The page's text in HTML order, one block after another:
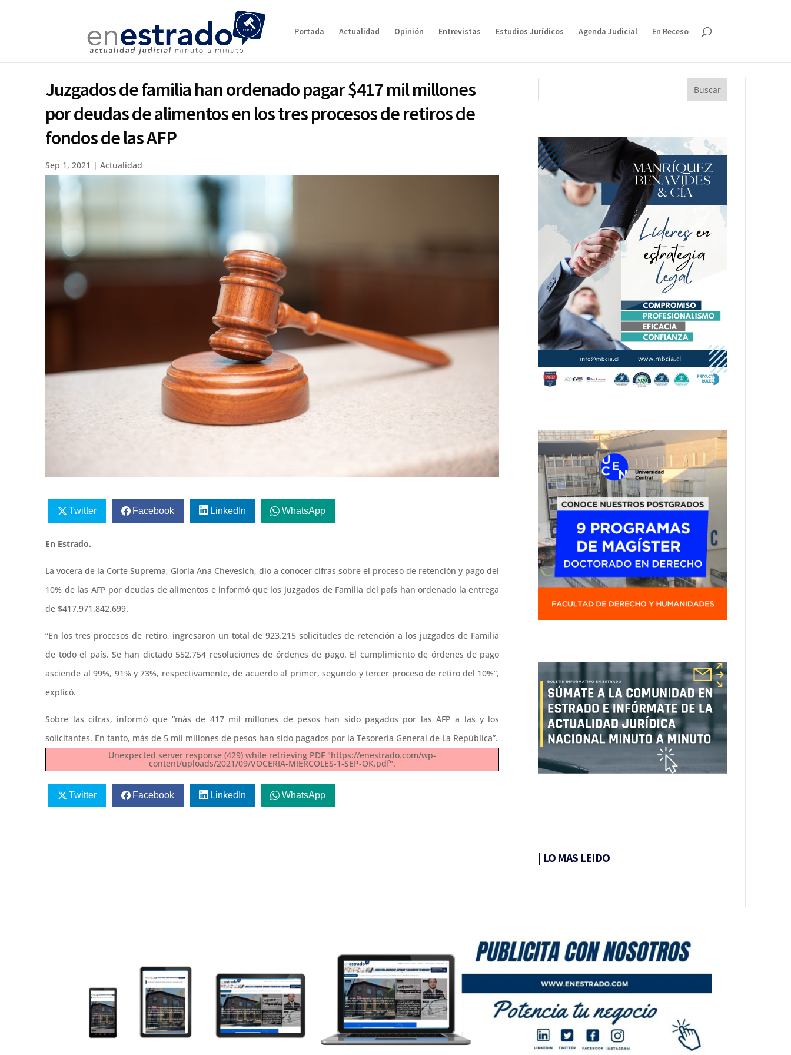
Portada Actualidad Opinión Entrevistas Estudios Jurídicos Agenda Judicial En Receso
Juzgados de familia han ordenado pagar $417 mil millones
por deudas de alimentos en los tres procesos de retiros de
fondos de las AFP
Sep 1, 2021 |Actualidad
Twitter Facebook LinkedIn WhatsApp
En Estrado.
La vocera de la Corte Suprema, Gloria Ana Chevesich, dio a conocer cifras sobre el proceso de retención y pago del
10% de las AFP por deudas de alimentos e informó que los juzgados de Familia del país han ordenado la entrega
de $417.971.842.699.
“En los tres procesos de retiro, ingresaron un total de 923.215 solicitudes de retención a los juzgados de Familia
de todo el país. Se han dictado 552.754 resoluciones de órdenes de pago. El cumplimiento de órdenes de pago
asciende al 99%, 91% y 73%, respectivamente, de acuerdo al primer, segundo y tercer proceso de retiro del 10%”,
explicó.
Sobre las cifras, informó que “más de 417 mil millones de pesos han sido pagados por las AFP a las y los
solicitantes. En tanto, más de 5 mil millones de pesos han sido pagados por la Tesorería General de La República”.
Unexpected server response (429) while retrieving PDF "https://enestrado.com/wp-
content/uploads/2021/09/VOCERIA-MIERCOLES-1-SEP-OK.pdf".
Twitter Facebook LinkedIn WhatsApp
| LO MAS LEIDO